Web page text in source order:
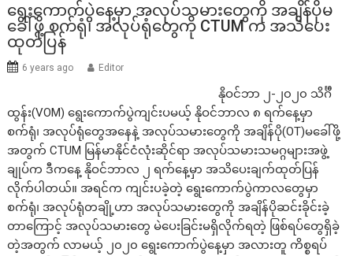
ရွေးကောက်ပွဲနေ့မှာ အလုပ်သမားတွေကို အချိန်ပိုမ
ခေါ်ဖို့ စက်ရုံ၊ အလုပ်ရုံတွေကို CTUM က အသိပေး
ထုတ်ပြန်
6 years ago Editor
နိုဝင်ဘာ ၂-၂၀၂၀ သိင်္ဂီ
ထွန်း(VOM) ရွေးကောက်ပွဲကျင်းပမယ့် နိုဝင်ဘာလ ၈ ရက်နေ့မှာ
စက်ရုံ၊ အလုပ်ရုံတွေအနေနဲ့ အလုပ်သမားတွေကို အချိန်ပို(OT)မခေါ်ဖို့
အတွက် CTUM မြန်မာနိုင်ငံလုံးဆိုင်ရာ အလုပ်သမားသမဂ္ဂများအဖွဲ့
ချုပ်က ဒီကနေ့ နိုဝင်ဘာလ ၂ ရက်နေ့မှာ အသိပေးချက်ထုတ်ပြန်
လိုက်ပါတယ်။ အရင်က ကျင်းပခဲ့တဲ့ ရွေးကောက်ပွဲကာလတွေမှာ
စက်ရုံ၊ အလုပ်ရုံတချို့ဟာ အလုပ်သမားတွေကို အချိန်ပိုဆင်းခိုင်းခဲ့
တာကြောင့် အလုပ်သမားတွေ မဲပေးခြင်းမရှိလိုက်ရတဲ့ ဖြစ်ရပ်တွေရှိခဲ့
တဲ့အတွက် လာမယ့် ၂၀၂၀ ရွေးကောက်ပွဲနေ့မှာ အလားတူ ကိစ္စရပ်